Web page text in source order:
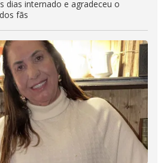
dias internado e agradeceu o
fãs